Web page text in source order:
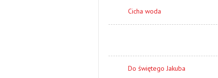
Cicha woda
Do świętego Jakuba